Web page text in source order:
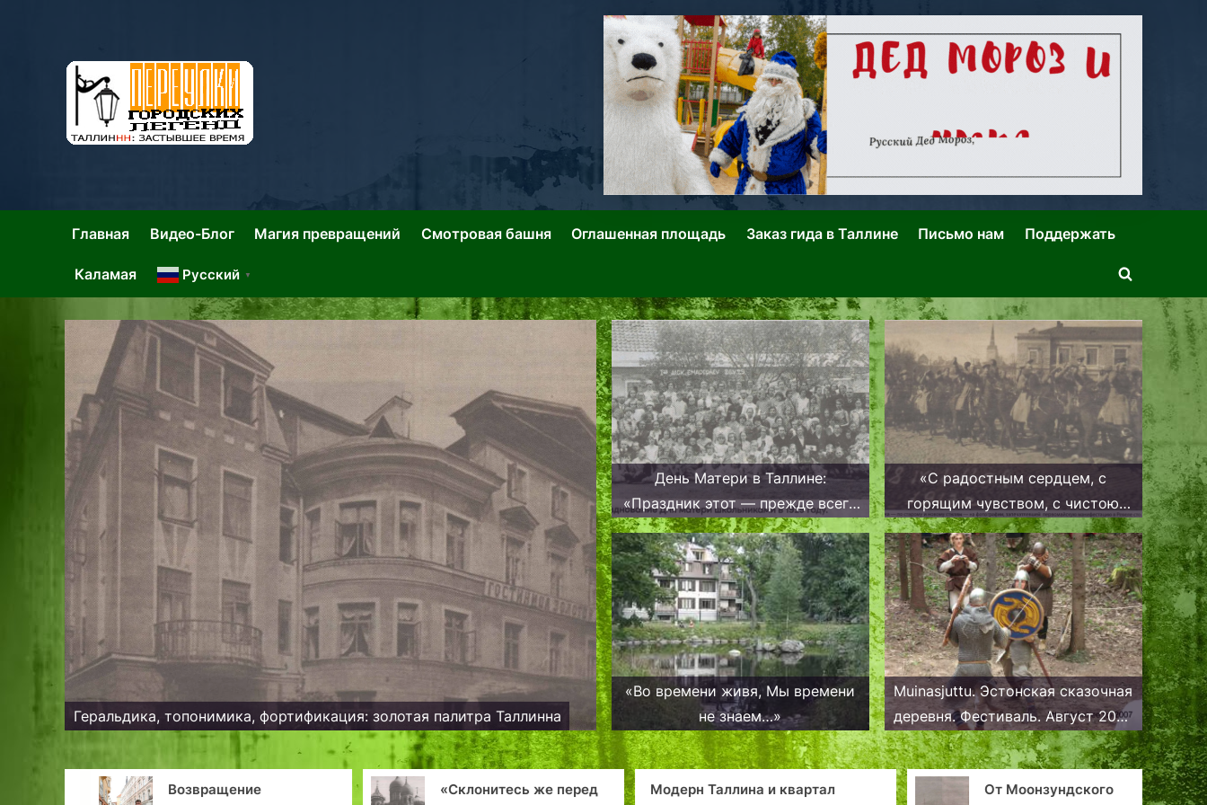
Таллин: Переулки Городских Легенд
Главная Видео-Блог Магия превращений Смотровая башня Оглашенная площадь Заказ гида в Таллине Письмо нам Поддержать
Каламая Русский ▼
Toggle
search
Геральдика, топонимика, фортификация: золотая палитра Таллинна
День Матери в Таллине:
«Праздник этот — прежде всего
домашний…»
«С радостным сердцем, с
горящим чувством, с чистою
душою»: апрельский Первомай в
революционном Ревеле
столетней давности.
«Во времени живя, Мы времени
не знаем…»
Muinasjuttu. Эстонская сказочная
деревня. Фестиваль. Август 2007
года. Часть вторая..
Возвращение
«Склонитесь же перед
Модерн Таллина и квартал
От Моонзундского